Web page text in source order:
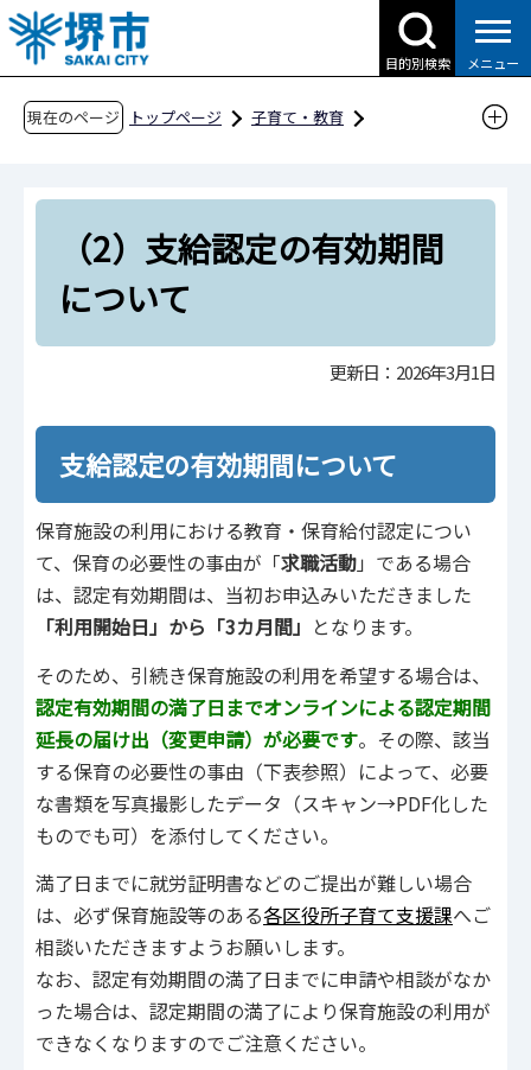
こ
の
ペ
目的別検索 メニュー
現在のページ トップページ
子育て・教育
預けたい（保育サービス）
利用決定後の各種案内について
（2）支給認定の有効期間について
（2）支給認定の有効期間
について
更新日：2026年3月1日
支給認定の有効期間について
保育施設の利用における教育・保育給付認定につい
て、保育の必要性の事由が「求職活動」である場合
は、認定有効期間は、当初お申込みいただきました
「利用開始日」から「3カ月間」 となります。
そのため、引続き保育施設の利用を希望する場合は、
認定有効期間の満了日までオンラインによる認定期間
延長の届け出（変更申請）が必要です。その際、該当
する保育の必要性の事由（下表参照）によって、必要
な書類を写真撮影したデータ（スキャン→PDF化した
ものでも可）を添付してください。
満了日までに就労証明書などのご提出が難しい場合
は、必ず保育施設等のある各区役所子育て支援課へご
相談いただきますようお願いします。
なお、認定有効期間の満了日までに申請や相談がなか
った場合は、認定期間の満了により保育施設の利用が
できなくなりますのでご注意ください。